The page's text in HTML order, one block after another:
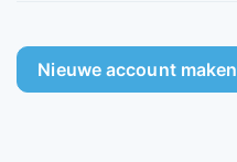
Nieuwe account maken